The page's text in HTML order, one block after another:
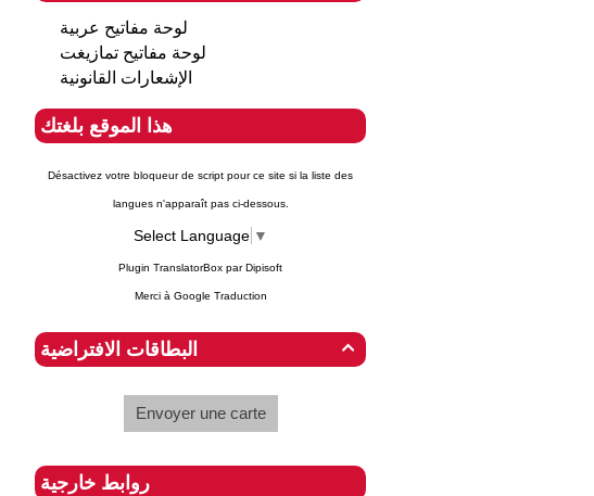
لوحة مفاتيح عربية
لوحة مفاتيح تمازيغت
الإشعارات القانونية
هذا الموقع بلغتك
Désactivez votre bloqueur de script pour ce site si la liste des
langues n'apparaît pas ci-dessous.
Select Language ▼
Plugin TranslatorBox parDipisoft
Merci à Google Traduction
 البطاقات الافتراضية
Envoyer une carte
روابط خارجية